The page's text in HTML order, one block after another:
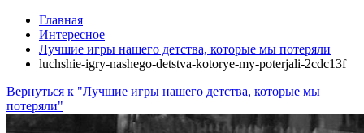
Главная
Интересное
Лучшие игры нашего детства, которые мы потеряли
luchshie-igry-nashego-detstva-kotorye-my-poterjali-2cdc13f
Вернуться к "Лучшие игры нашего детства, которые мы
потеряли"